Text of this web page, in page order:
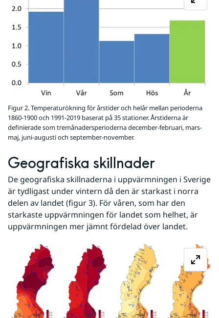
Figur 2. Temperaturökning för årstider och helår mellan perioderna
1860-1900 och 1991-2019 baserat på 35 stationer. Årstiderna är
definierade som tremånadersperioderna december-februari, mars-
maj, juni-augusti och september-november.
Geografiska skillnader
De geografiska skillnaderna i uppvärmningen i Sverige
är tydligast under vintern då den är starkast i norra
delen av landet (figur 3). För våren, som har den
starkaste uppvärmningen för landet som helhet, är
uppvärmningen mer jämnt fördelad över landet.